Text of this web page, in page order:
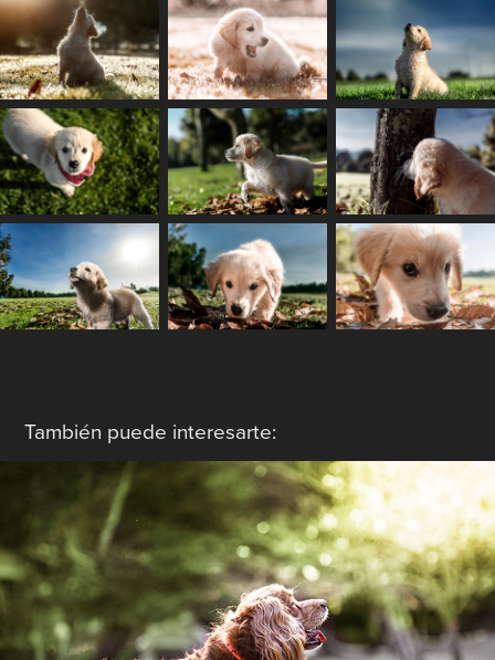
También puede interesarte:
Mateo